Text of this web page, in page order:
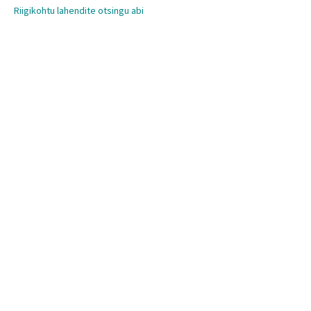
Riigikohtu lahendite otsingu abi